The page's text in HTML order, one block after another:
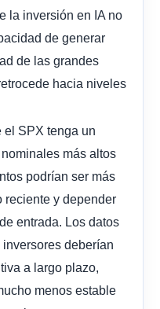
la inversión en IA no
de generar
de las grandes
hacia niveles
SPX tenga un
más altos
podrían ser más
reciente y depender
entrada. Los datos
deberían
a largo plazo,
menos estable